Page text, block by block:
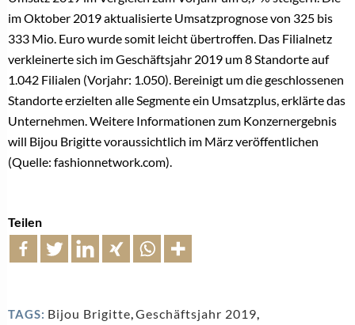
im Oktober 2019 aktualisierte Umsatzprognose von 325 bis
333 Mio. Euro wurde somit leicht übertroffen. Das Filialnetz
verkleinerte sich im Geschäftsjahr 2019 um 8 Standorte auf
1.042 Filialen (Vorjahr: 1.050). Bereinigt um die geschlossenen
Standorte erzielten alle Segmente ein Umsatzplus, erklärte das
Unternehmen. Weitere Informationen zum Konzernergebnis
will Bijou Brigitte voraussichtlich im März veröffentlichen
(Quelle: fashionnetwork.com).
Teilen
TAGS: Bijou Brigitte,Geschäftsjahr 2019,